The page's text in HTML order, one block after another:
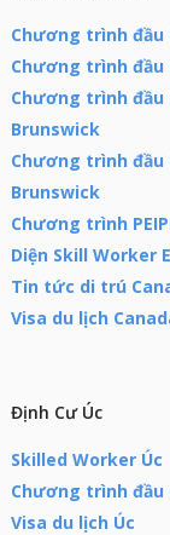
Chương trình đầu
Chương trình đầu
Chương trình
Brunswick
Chương trình
Brunswick
Chương trình
Diện Skill Worker
Tin tức di trú
Visa du lịch
Định Cư Úc
Skilled Worker Úc
Chương trình đầu
Visa du lịch Úc